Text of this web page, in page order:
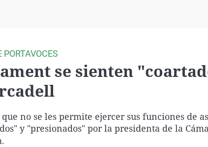
Vasco
se sienten
no se les permite ejercer sus funciones de
y "presionados" por la presidenta de la